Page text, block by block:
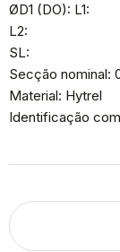
ØD1 (DO): L1:
L2:
SL:
Secção nominal:
Material: Hytrel
Identificação